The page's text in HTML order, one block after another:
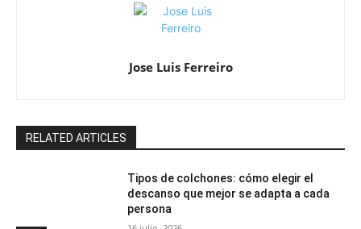
Jose Luis Ferreiro
RELATED ARTICLES
Tipos de colchones: cómo elegir el
descanso que mejor se adapta a cada
persona